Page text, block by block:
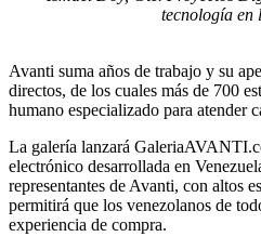
tecnología en
Avanti suma años de trabajo y su
directos, de los cuales más de 700
humano especializado para atender
La galería lanzará
electrónico desarrollada en
representantes de Avanti, con altos
permitirá que los venezolanos de
experiencia de compra.